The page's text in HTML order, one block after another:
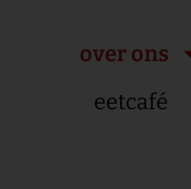
over ons
eetcafé